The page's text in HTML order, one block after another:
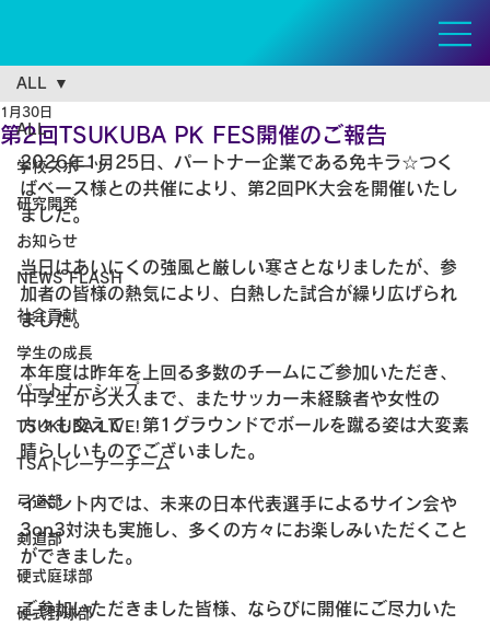
ALL
学校スポーツ
研究開発
お知らせ
NEWS FLASH
社会貢献
学生の成長
パートナーシップ
TSUKUBA LIVE!
TSAトレーナーチーム
弓道部
剣道部
硬式庭球部
硬式野球部
ALL
第2回TSUKUBA PK FES開催のご報告
1月30日
2026年1月25日、パートナー企業である免キラ☆つく
ばベース様との共催により、第2回PK大会を開催いたし
ました。
当日はあいにくの強風と厳しい寒さとなりましたが、参
加者の皆様の熱気により、白熱した試合が繰り広げられ
ました。
本年度は昨年を上回る多数のチームにご参加いただき、
中学生から大人まで、またサッカー未経験者や女性の
方々も交えて、第1グラウンドでボールを蹴る姿は大変素
晴らしいものでございました。
イベント内では、未来の日本代表選手によるサイン会や
3on3対決も実施し、多くの方々にお楽しみいただくこと
ができました。
ご参加いただきました皆様、ならびに開催にご尽力いた